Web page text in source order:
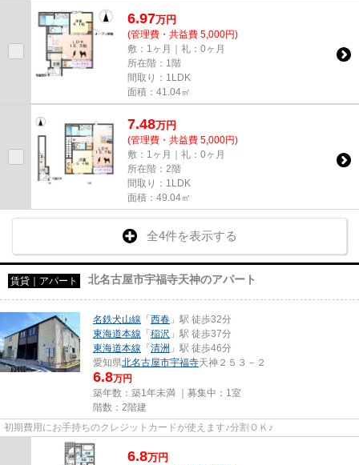
6.97万円
(管理費・共益費 5,000円)
敷：1ヶ月｜礼：0ヶ月
所在階：1階
間取り：1LDK
面積：41.04㎡
7.48万円
(管理費・共益費 5,000円)
敷：1ヶ月｜礼：0ヶ月
所在階：2階
間取り：1LDK
面積：49.04㎡
全4件を表示する
賃貸｜アパート 北名古屋市宇福寺天神のアパート
名鉄犬山線 「 西春 」駅 徒歩32分
東海道本線 「 稲沢 」駅 徒歩37分
東海道本線 「 清洲 」駅 徒歩46分
愛知県北名古屋市宇福寺天神２５３－２
6.8万円
築年数：築1年未満 ｜募集中： 1室
階数：2階建
初期費用にお手持ちのクレジットカードが使えます♪分割ＯＫ♪
6.8万円